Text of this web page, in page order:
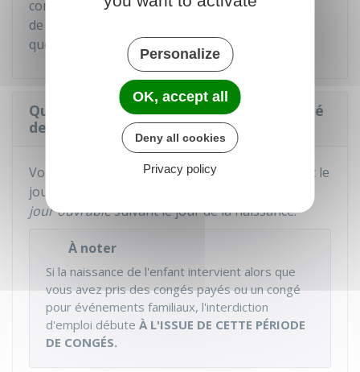
contrat en cas de faute grave ou d'impossibilité
de maintenir votre contrat pour un motif autre
que votre congé de naissance.
Quand pouvez-vous prendre votre congé
de naissance ?
Votre congé commence,selon votre choix
, soit le
jour de la naissance de votre enfant, soit le 1
jour ouvrablesuivant le jour de la naissance.
À noter
Si la naissance de l'enfant intervient alors que
vous avez pris des congés payés ou un congé
pour événements familiaux, l'interdiction
d'emploi débute À L'ISSUE DE CETTE PÉRIODE
DE CONGÉS.
Personalize
OK, accept all
Deny all cookies
Privacy policy